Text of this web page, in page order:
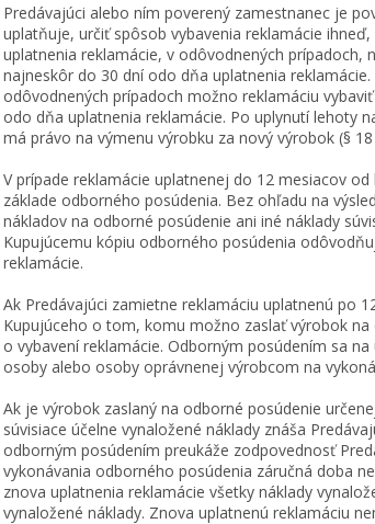
Predávajúci alebo ním poverený zamestnanec je
uplatňuje, určiť spôsob vybavenia reklamácie
uplatnenia reklamácie, v odôvodnených
najneskôr do 30 dní odo dňa uplatnenia
odôvodnených prípadoch možno reklamáciu
odo dňa uplatnenia reklamácie. Po uplynutí lehoty
má právo na výmenu výrobku za nový výrobok (§
V prípade reklamácie uplatnenej do 12 mesiacov
základe odborného posúdenia. Bez ohľadu na
nákladov na odborné posúdenie ani iné náklady
Kupujúcemu kópiu odborného posúdenia
reklamácie.
Ak Predávajúci zamietne reklamáciu uplatnenú po
Kupujúceho o tom, komu možno zaslať výrobok
o vybavení reklamácie. Odborným posúdením sa
osoby alebo osoby oprávnenej výrobcom na
Ak je výrobok zaslaný na odborné posúdenie
súvisiace účelne vynaložené náklady znáša
odborným posúdením preukáže zodpovednosť
vykonávania odborného posúdenia záručná doba
znova uplatnenia reklamácie všetky náklady
vynaložené náklady. Znova uplatnenú reklamáciu